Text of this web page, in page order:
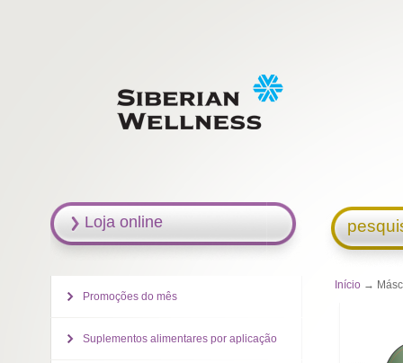
Início →
Loja online
Promoções do mês
Suplementos alimentares por aplicação